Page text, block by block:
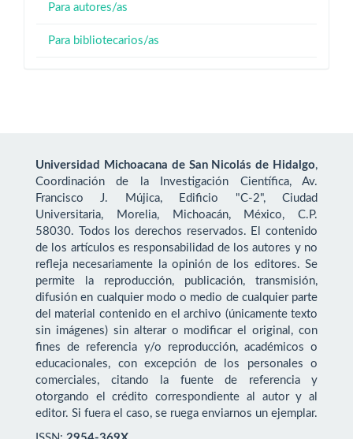
Para autores/as
Para bibliotecarios/as
Universidad Michoacana de San Nicolás de Hidalgo,
Coordinación de la Investigación Científica, Av.
Francisco J. Mújica, Edificio "C-2", Ciudad
Universitaria, Morelia, Michoacán, México, C.P.
58030. Todos los derechos reservados. El contenido
de los artículos es responsabilidad de los autores y no
refleja necesariamente la opinión de los editores. Se
permite la reproducción, publicación, transmisión,
difusión en cualquier modo o medio de cualquier parte
del material contenido en el archivo (únicamente texto
sin imágenes) sin alterar o modificar el original, con
fines de referencia y/o reproducción, académicos o
educacionales, con excepción de los personales o
comerciales, citando la fuente de referencia y
otorgando el crédito correspondiente al autor y al
editor. Si fuera el caso, se ruega enviarnos un ejemplar.